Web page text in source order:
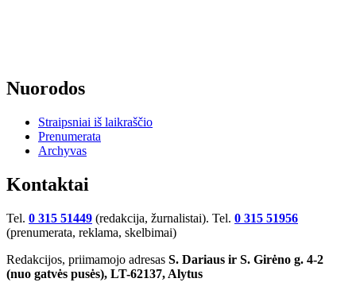
Nuorodos
Straipsniai iš laikraščio
Prenumerata
Archyvas
Kontaktai
Tel. 0 315 51449 (redakcija, žurnalistai). Tel. 0 315 51956
(prenumerata, reklama, skelbimai)
Redakcijos, priimamojo adresas S. Dariaus ir S. Girėno g. 4-2
(nuo gatvės pusės), LT-62137, Alytus